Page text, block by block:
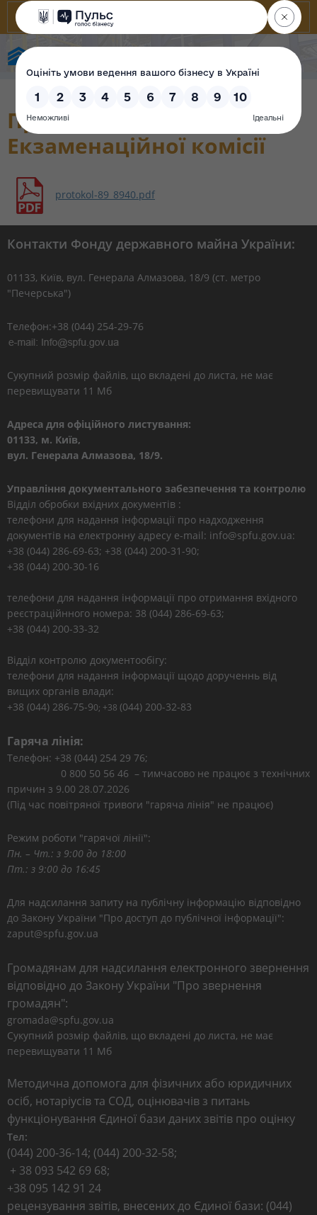
Протокол № 89 засідання
Екзаменаційної комісії
protokol-89_8940.pdf
Контакти Фонду державного майна України:
01133, Kиїв, вул. Генерала Алмазова, 18/9 (ст. метро
"Печерська")
Телефон:+38 (044) 254-29-76
Сукупний розмір файлів, що вкладені до листа, не має
перевищувати 11 Мб
Адреса для офіційного листування:
01133, м. Київ,
вул. Генерала Алмазова, 18/9.
Управління документального забезпечення та контролю
Відділ обробки вхідних документів :
телефони для надання інформації про надходження
документів на електронну адресу e-mail: info@spfu.gov.ua:
+38 (044) 286-69-63; +38 (044) 200-31-90;
+38 (044) 200-30-16
телефони для надання інформації про отримання вхідного
реєстраційнного номера: 38 (044) 286-69-63;
+38 (044) 200-33-32
Відділ контролю документообігу:
телефони для надання інформації щодо дорученнь від
вищих органів влади:
+38 (044) 286-75-90; +38 (044) 200-32-83
Гаряча лінія:
Телефон: +38 (044) 254 29 76;
0 800 50 56 46 – тимчасово не працює з технічних
причин з 9.00 28.07.2026
(Під час повітряної тривоги "гаряча лінія" не працює)
Режим роботи "гарячої лінії":
Пн. – Чт.: з 9:00 до 18:00
Пт.: з 9:00 до 16:45
Для надсилання запиту на публічну інформацію відповідно
до Закону України "Про доступ до публічної інформації":
zaput@spfu.gov.ua
Громадянам для надсилання електронного звернення
відповідно до Закону України "Про звернення
громадян":
gromada@spfu.gov.ua
Сукупний розмір файлів, що вкладені до листа, не має
перевищувати 11 Мб
Методична допомога для фізичних або юридичних
осіб, нотаріусів та СОД, оцінювачів з питань
функціонування Єдиної бази даних звітів про оцінку
Тел:
(044) 200-36-14; (044) 200-32-58;
+ 38 093 542 69 68;
+38 095 142 91 24
рецензування звітів, внесених до Єдиної бази: (044)